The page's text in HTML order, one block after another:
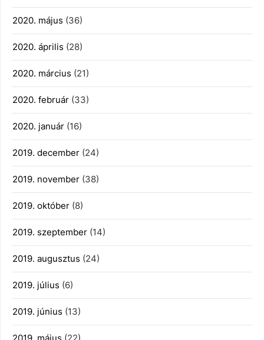
2020. május (36)
2020. április (28)
2020. március (21)
2020. február (33)
2020. január (16)
2019. december (24)
2019. november (38)
2019. október (8)
2019. szeptember (14)
2019. augusztus (24)
2019. július (6)
2019. június (13)
2019. május (22)